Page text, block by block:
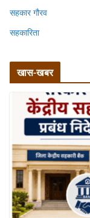
सहकार गौरव
सहकारिता
खास-खबर